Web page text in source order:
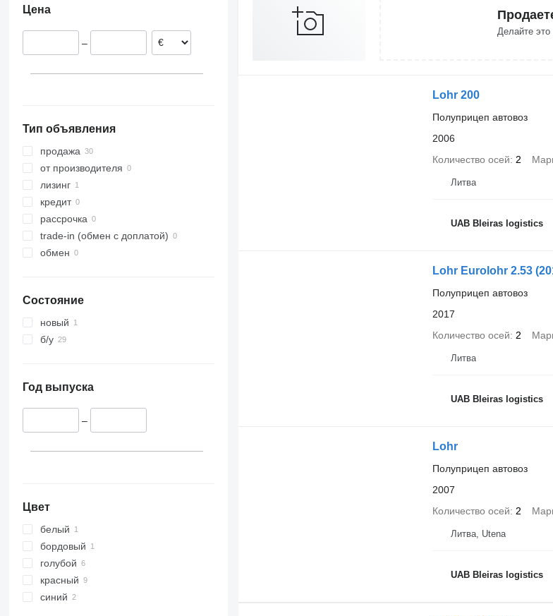
Чехия
Португалия
Цена
–
Тип объявления
продажа
от производителя
лизинг
кредит
рассрочка
trade-in (обмен с доплатой)
обмен
Состояние
новый
б/у
Год выпуска
–
Цвет
белый
бордовый
голубой
красный
синий
Делайте
Lohr 200
Полуприцеп автовоз
2006
Количество осей
2
Литва
UAB Bleiras logistics
Lohr Eurolohr 2.53
Полуприцеп автовоз
2017
Количество осей
2
Литва
UAB Bleiras logistics
Lohr
Полуприцеп автовоз
2007
Количество осей
2
Литва, Utena
UAB Bleiras logistics